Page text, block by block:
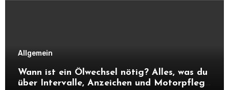
Allgemein
Wann ist ein Ölwechsel nötig? Alles, was du
über Intervalle, Anzeichen und Motorpflege